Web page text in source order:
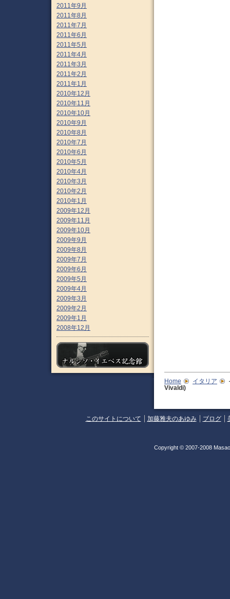
2011年9月
2011年8月
2011年7月
2011年6月
2011年5月
2011年4月
2011年3月
2011年2月
2011年1月
2010年12月
2010年11月
2010年10月
2010年9月
2010年8月
2010年7月
2010年6月
2010年5月
2010年4月
2010年3月
2010年2月
2010年1月
2009年12月
2009年11月
2009年10月
2009年9月
2009年8月
2009年7月
2009年6月
2009年5月
2009年4月
2009年3月
2009年2月
2009年1月
2008年12月
Home イタリア
Vivaldi)
このサイトについて 加藤雅夫のあゆみ ブログ
Copyright © 2007-2008